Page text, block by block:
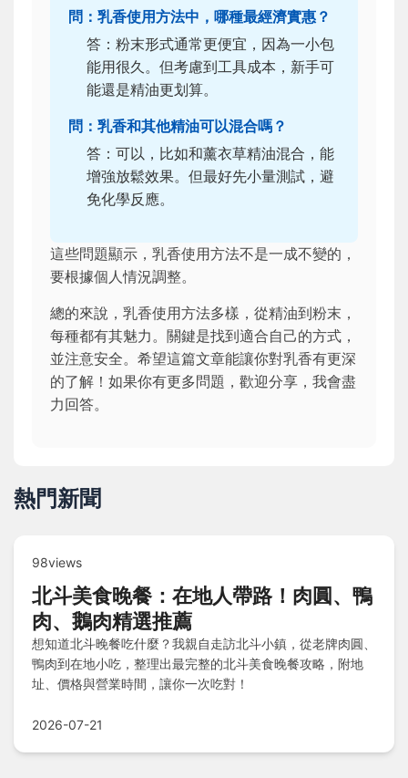
問：乳香使用方法中，哪種最經濟實惠？
答：粉末形式通常更便宜，因為一小包
能用很久。但考慮到工具成本，新手可
能還是精油更划算。
問：乳香和其他精油可以混合嗎？
答：可以，比如和薰衣草精油混合，能
增強放鬆效果。但最好先小量測試，避
免化學反應。
這些問題顯示，乳香使用方法不是一成不變的，
要根據個人情況調整。
總的來說，乳香使用方法多樣，從精油到粉末，
每種都有其魅力。關鍵是找到適合自己的方式，
並注意安全。希望這篇文章能讓你對乳香有更深
的了解！如果你有更多問題，歡迎分享，我會盡
力回答。
熱門新聞
98views
北斗美食晚餐：在地人帶路！肉圓、鴨
肉、鵝肉精選推薦
想知道北斗晚餐吃什麼？我親自走訪北斗小鎮，從老牌肉圓、
鴨肉到在地小吃，整理出最完整的北斗美食晚餐攻略，附地
址、價格與營業時間，讓你一次吃對！
2026-07-21